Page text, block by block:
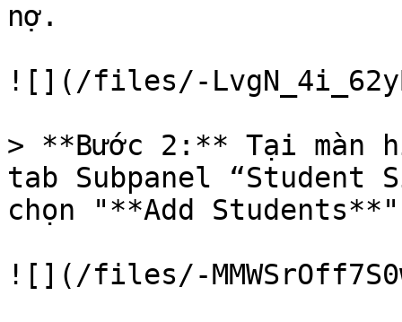
nợ.
![](/files/-
> **Bước 2:** Tại
tab Subpanel
chọn "**Add Students**"
![](/files/-